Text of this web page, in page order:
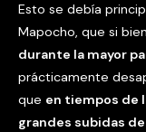
Esto se debía
Mapocho, que si bien
durante la mayor
prácticamente
que en tiempos de
grandes subidas